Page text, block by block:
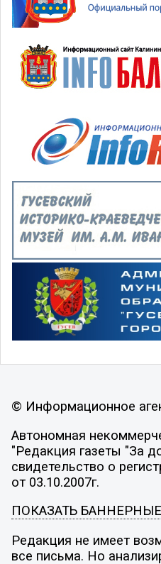
© Информационное
Автономная
"Редакция газеты "За
свидетельство о
от 03.10.2007г.
ПОКАЗАТЬ
Редакция не имеет
все письма. Но